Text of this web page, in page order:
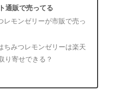
通販で売ってる
モンゼリーが市販で売っ
みつレモンゼリーは楽天
り寄せできる？